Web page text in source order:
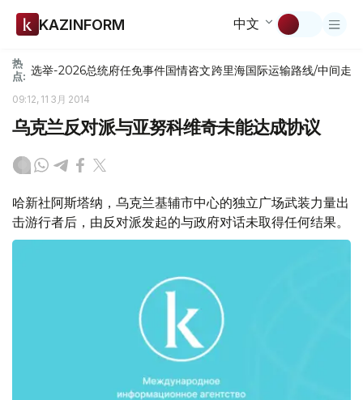
KAZINFORM 中文
热
点: 选举-2026总统府任免事件国情咨文跨里海国际运输路线/中间走廊
09:12, 11 3月 2014
乌克兰反对派与亚努科维奇未能达成协议
哈新社阿斯塔纳，乌克兰基辅市中心的独立广场武装力量出
击游行者后，由反对派发起的与政府对话未取得任何结果。